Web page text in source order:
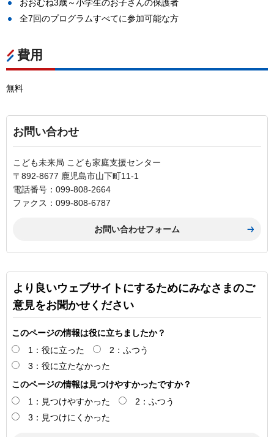
おおむね3歳～小学生のお子さんの保護者
全7回のプログラムすべてに参加可能な方
費用
無料
お問い合わせ
こども未来局 こども家庭支援センター
〒892-8677 鹿児島市山下町11-1
電話番号：099-808-2664
ファクス：099-808-6787
より良いウェブサイトにするためにみなさまのご
意見をお聞かせください
このページの情報は役に立ちましたか？
1：役に立った
2：ふつう
3：役に立たなかった
このページの情報は見つけやすかったですか？
1：見つけやすかった
2：ふつう
3：見つけにくかった